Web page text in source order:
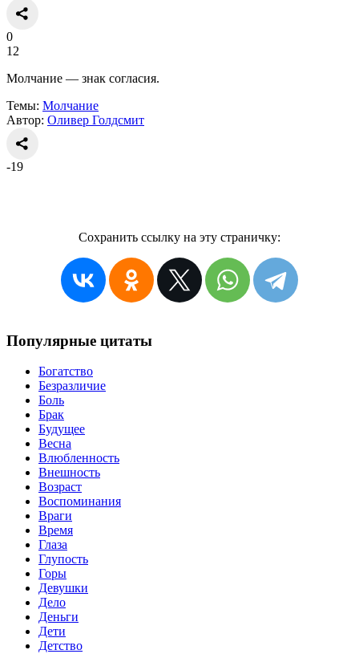
0
12
Молчание — знак согласия.
Темы: Молчание
Автор: Оливер Голдсмит
-19
Сохранить ссылку на эту страничку:
Популярные цитаты
Богатство
Безразличие
Боль
Брак
Будущее
Весна
Влюбленность
Внешность
Возраст
Воспоминания
Враги
Время
Глаза
Глупость
Горы
Девушки
Дело
Деньги
Дети
Детство